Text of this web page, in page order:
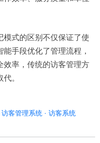
模式的区别不仅保证了使
手段优化了管理流程，
效率，传统的访客管理方
。
访客管理系统 · 访客系统